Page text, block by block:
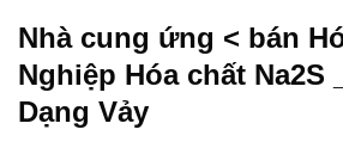
Nhà cung ứng < bán
Nghiệp Hóa chất Na2S
Dạng Vảy